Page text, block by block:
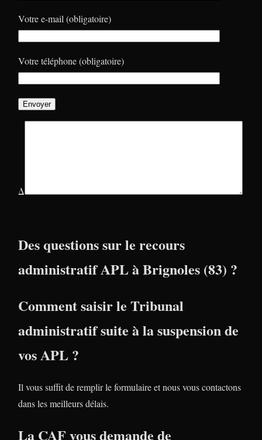
Votre e-mail (obligatoire)
Votre téléphone (obligatoire)
Δ
Des questions sur le recours
administratif APL à Brignoles (83) ?
Comment saisir le Tribunal
administratif suite à la suspension de
vos APL ?
Il vous suffit de remplir le formulaire et nous vous contactons
dans les meilleurs délais.
La CAF vous demande de